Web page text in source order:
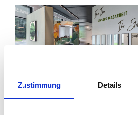
Zustimmung Details
Sie haben gelesen: